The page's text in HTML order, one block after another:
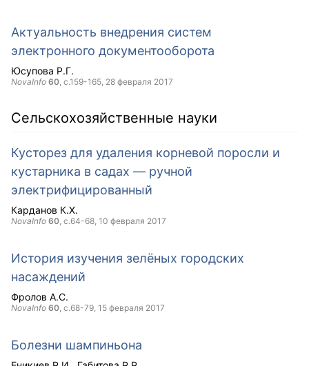
Актуальность внедрения систем
электронного документооборота
Юсупова Р.Г.
NovaInfo 60, с.159-165, 28 февраля 2017
Сельскохозяйственные науки
Кусторез для удаления корневой поросли и
кустарника в садах — ручной
электрифицированный
Карданов К.Х.
NovaInfo 60, с.64-68, 10 февраля 2017
История изучения зелёных городских
насаждений
Фролов А.С.
NovaInfo 60, с.68-79, 15 февраля 2017
Болезни шампиньона